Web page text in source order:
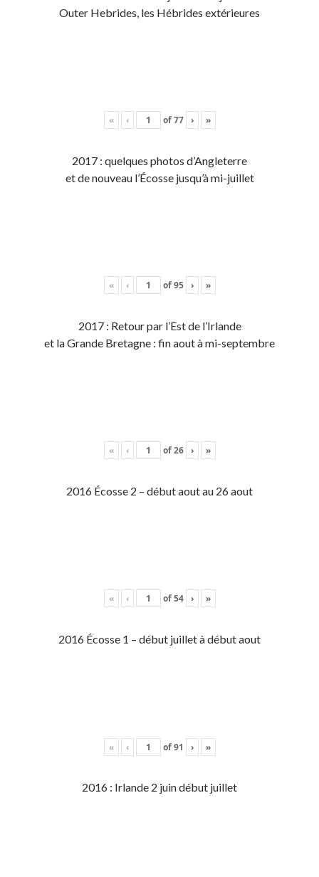
Outer Hebrides, les Hébrides extérieures
« ‹ of77 › »
2017 : quelques photos d’Angleterre
et de nouveau l’Écosse jusqu’à mi-juillet
« ‹ of95 › »
2017 : Retour par l’Est de l’Irlande
et la Grande Bretagne : fin aout à mi-septembre
« ‹ of26 › »
2016 Écosse 2 – début aout au 26 aout
« ‹ of54 › »
2016 Écosse 1 – début juillet à début aout
« ‹ of91 › »
2016 : Irlande 2 juin début juillet